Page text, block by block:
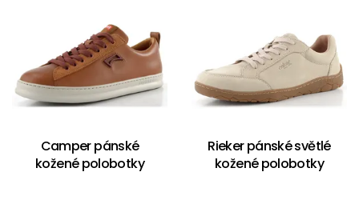
Camper pánské
kožené polobotky
Rieker pánské světlé
kožené polobotky